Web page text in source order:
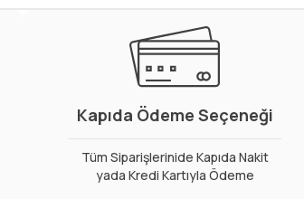
Kapıda Ödeme Seçeneği
Tüm Siparişlerinide Kapıda Nakit
yada Kredi Kartıyla Ödeme